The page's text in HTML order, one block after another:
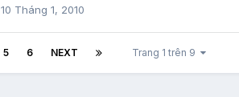
10 Tháng 1, 2010
5 6 NEXT Trang 1 trên 9